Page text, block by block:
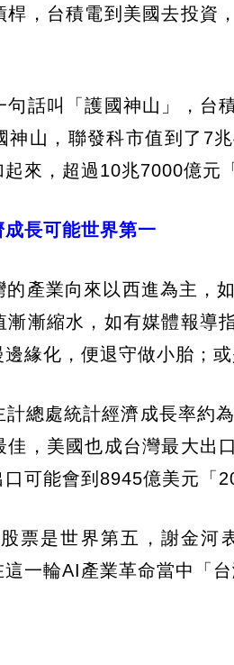
，台積電到美國去投資
話叫「護國神山」，台
神山，聯發科市值到了7
來，超過10兆7000億元
長可能世界第一
產業向來以西進為主，
漸漸縮水，如有媒體報導
緣化，便退守做小胎；
計總處統計經濟成長率約
，美國也成台灣最大出
可能會到8945億美元「
票是世界第五，謝金河
一輪AI產業革命當中「台